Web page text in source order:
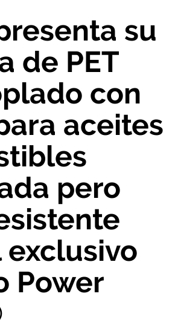
su
de PET
con
aceites
pero
exclusivo
Power